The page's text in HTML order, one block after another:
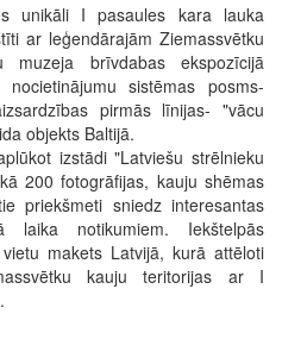
unikāli I pasaules kara lauka
ar leģendārajām Ziemassvētku
muzeja brīvdabas ekspozīcijā
sistēmas posms-
pirmās līnijas- "vācu
objekts Baltijā.
izstādi "Latviešu strēlnieku
200 fotogrāfijas, kauju shēmas
priekšmeti sniedz interesantas
notikumiem. Iekštelpās
makets Latvijā, kurā attēloti
kauju teritorijas ar I